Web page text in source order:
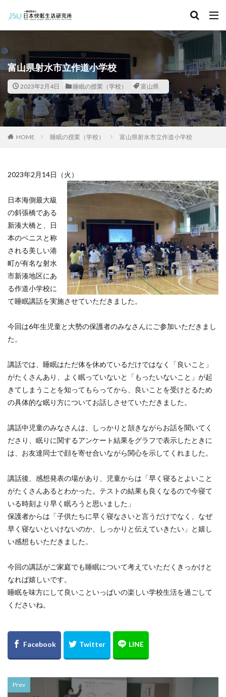
富山県射水市立作道小学校
2023年2月4日 睡眠の授業（学校） 富山県
HOME 睡眠の授業（学校） 富山県射水市立作道小学校
2023年2月14日（火）
日本海側最大級
の斜張橋である
新湊大橋と、日
本のベニスと称
される美しい港
町が有名な射水
市新湊地区にあ
る作道小学校に
て睡眠講話を実施させていただきました。
今回は6年生児童と大勢の保護者のみなさんにご参加いただきまし
た。
講話では、睡眠はただ体を休めているだけではなく「良いこと」
がたくさんあり、よく眠っていないと「もったいないこと」が起
きてしまうことを知ってもらってから、良いことを受けとるため
の具体的な眠り方についてお話しさせていただきました。
講話中児童のみなさんは、しっかりと頷きながらお話を聞いてく
ださり、眠りに関するアンケート結果をグラフで表示したときに
は、お友達同士で顔を寄せ合いながら関心を示してくれました。
講話後、感想発表の場があり、児童からは「早く寝るとよいこと
がたくさんあるとわかった。テストの結果も良くなるので今寝て
いる時刻より早く眠ろうと思いました」
保護者からは「子供たちに早く寝なさいと言うだけでなく、なぜ
早く寝ないといけないのか、しっかりと伝えていきたい」と嬉し
い感想もいただきました。
今回の講話がご家庭でも睡眠について考えていただくきっかけと
なれば嬉しいです。
睡眠を味方にして良いこといっぱいの楽しい学校生活を過ごして
くださいね。
Prev
カテゴリー
タグ
北海道 青森県 秋田県 茨城県
埼玉県
千葉県
東京都 富山県 石川県
福井県
長野県
滋賀県 京都府 島根県
山口県
検索